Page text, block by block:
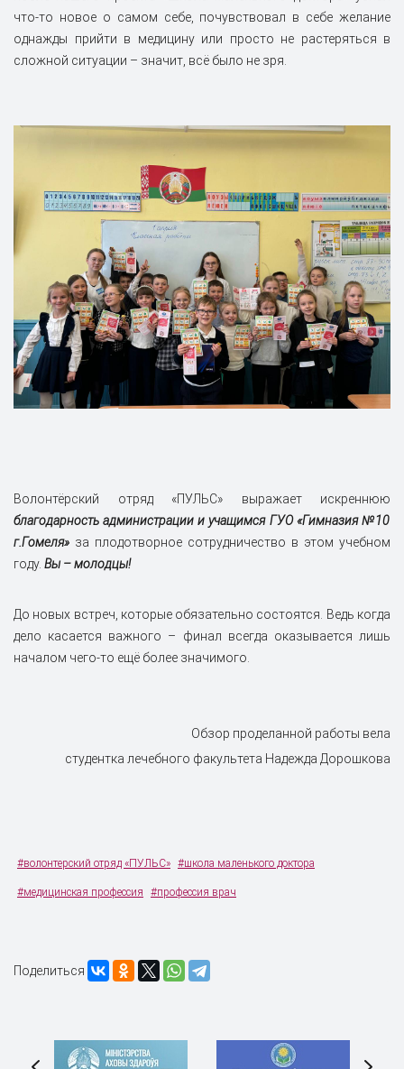
что-то новое о самом себе, почувствовал в себе желание
однажды прийти в медицину или просто не растеряться в
сложной ситуации – значит, всё было не зря.
Волонтёрский отряд «ПУЛЬС» выражает искреннюю
благодарность администрации и учащимся ГУО «Гимназия №10
г.Гомеля» за плодотворное сотрудничество в этом учебном
году. Вы – молодцы!
До новых встреч, которые обязательно состоятся. Ведь когда
дело касается важного – финал всегда оказывается лишь
началом чего-то ещё более значимого.
Обзор проделанной работы вела
студентка лечебного факультета Надежда Дорошкова
#волонтерский отряд «ПУЛЬС» #школа маленького доктора
#медицинская профессия #профессия врач
Поделиться